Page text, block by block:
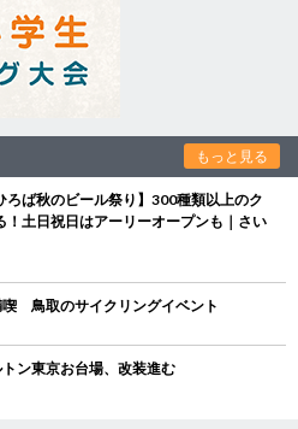
もっと見る
ろば秋のビール祭り】300種類以上のク
！土日祝日はアーリーオープンも｜さい
喫 鳥取のサイクリングイベント
ン東京お台場、改装進む